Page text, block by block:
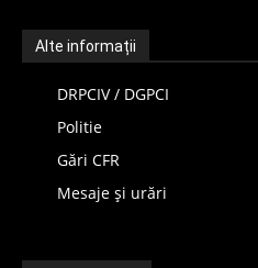
Alte informații
DRPCIV / DGPCI
Politie
Gări CFR
Mesaje și urări